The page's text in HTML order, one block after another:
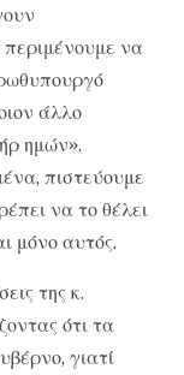
να
άλλο
ημών».
πιστεύουμε
να το θέλει
μόνο αυτός.
της κ.
ότι τα
γιατί